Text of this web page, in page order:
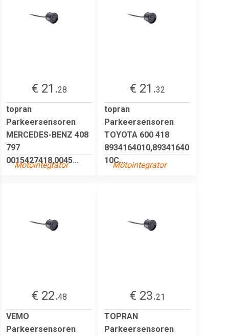
€ 21.28
topran
Parkeersensoren
MERCEDES-BENZ 408
797
0015427418,0045...
Motointegrator
€ 21.32
topran
Parkeersensoren
TOYOTA 600 418
8934164010,89341640
10C...
Motointegrator
€ 22.48
VEMO
Parkeersensoren
€ 23.21
TOPRAN
Parkeersensoren